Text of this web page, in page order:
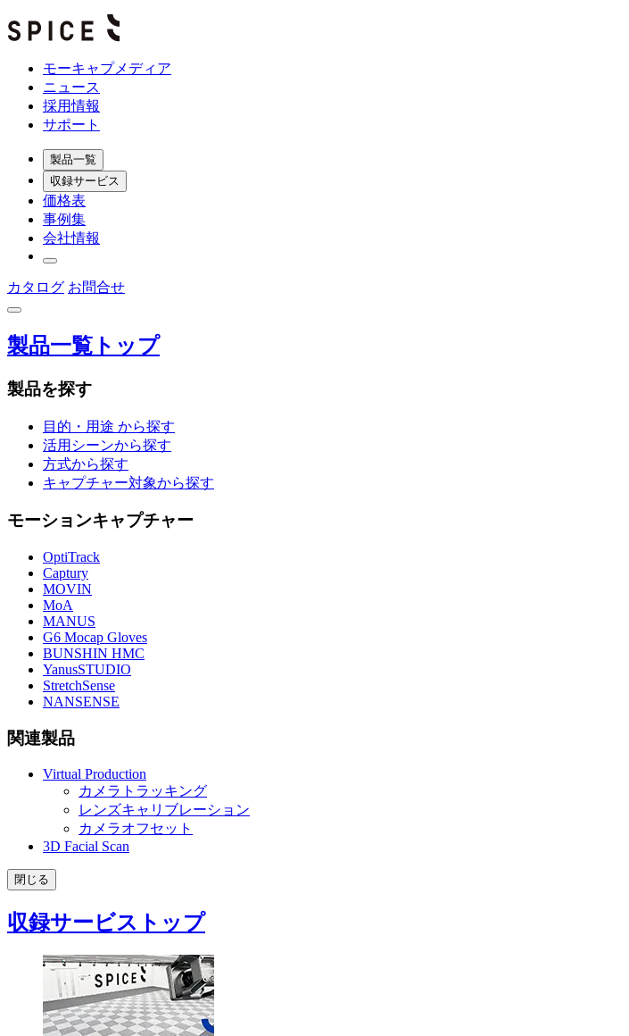
モーキャプメディア
ニュース
採用情報
サポート
製品一覧
収録サービス
価格表
事例集
会社情報
カタログ お問合せ
製品一覧トップ
製品を探す
目的・用途 から探す
活用シーンから探す
方式から探す
キャプチャー対象から探す
モーションキャプチャー
OptiTrack
Captury
MOVIN
MoA
MANUS
G6 Mocap Gloves
BUNSHIN HMC
YanusSTUDIO
StretchSense
NANSENSE
関連製品
Virtual Production
カメラトラッキング
レンズキャリブレーション
カメラオフセット
3D Facial Scan
閉じる
収録サービストップ